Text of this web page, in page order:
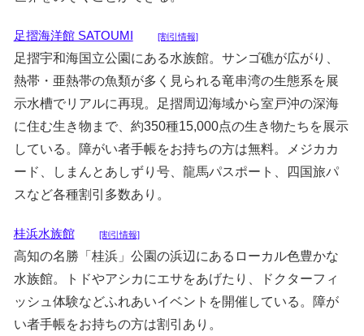
足摺海洋館 SATOUMI [割引情報]
足摺宇和海国立公園にある水族館。サンゴ礁が広がり、
熱帯・亜熱帯の魚類が多く見られる竜串湾の生態系を展
示水槽でリアルに再現。足摺周辺海域から室戸沖の深海
に住む生き物まで、約350種15,000点の生き物たちを展示
している。障がい者手帳をお持ちの方は無料。メジカカ
ード、しまんとあしずり号、龍馬パスポート、四国旅パ
スなど各種割引多数あり。
桂浜水族館 [割引情報]
高知の名勝「桂浜」公園の浜辺にあるローカル色豊かな
水族館。トドやアシカにエサをあげたり、ドクターフィ
ッシュ体験などふれあいイベントを開催している。障が
い者手帳をお持ちの方は割引あり。